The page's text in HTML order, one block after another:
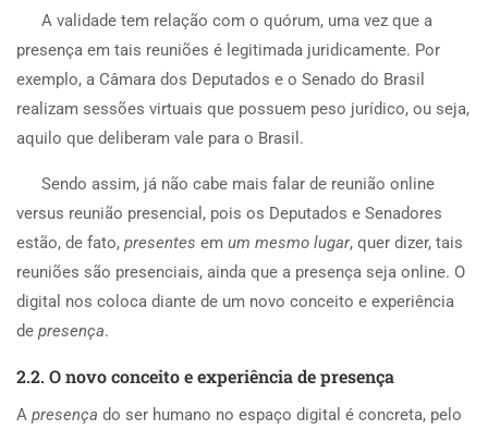
A validade tem relação com o quórum, uma vez que a
presença em tais reuniões é legitimada juridicamente. Por
exemplo, a Câmara dos Deputados e o Senado do Brasil
realizam sessões virtuais que possuem peso jurídico, ou seja,
aquilo que deliberam vale para o Brasil.
Sendo assim, já não cabe mais falar de reunião online
versus reunião presencial, pois os Deputados e Senadores
estão, de fato, presentes em um mesmo lugar, quer dizer, tais
reuniões são presenciais, ainda que a presença seja online. O
digital nos coloca diante de um novo conceito e experiência
de presença.
2.2. O novo conceito e experiência de presença
A presença do ser humano no espaço digital é concreta, pelo